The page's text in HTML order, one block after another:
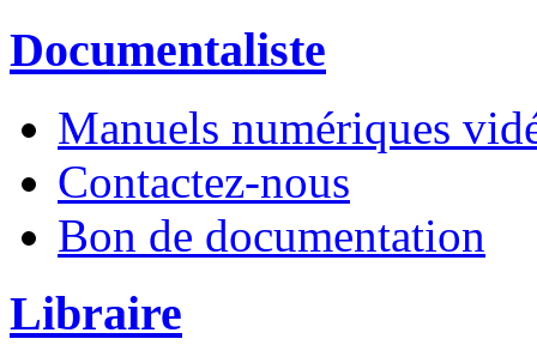
Documentaliste
Manuels numériques
Contactez-nous
Bon de documentation
Libraire